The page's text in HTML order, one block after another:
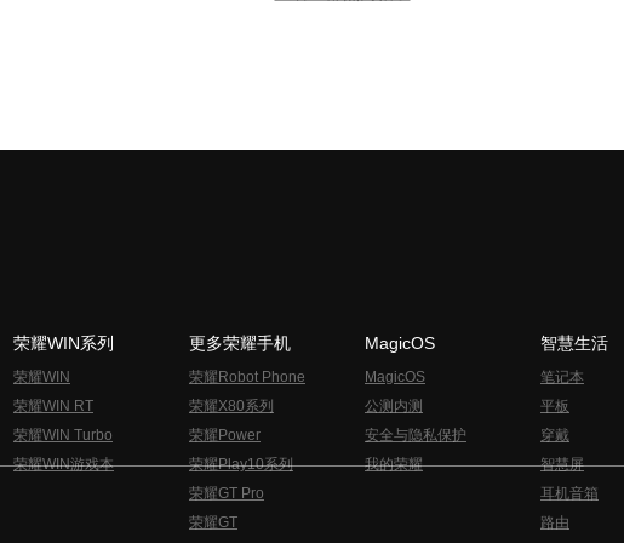
荣耀WIN系列
荣耀WIN
荣耀WIN RT
荣耀WIN Turbo
荣耀WIN游戏本
更多荣耀手机
荣耀Robot Phone
荣耀X80系列
荣耀Power
荣耀Play10系列
荣耀GT Pro
荣耀GT
MagicOS
MagicOS
公测内测
安全与隐私保护
我的荣耀
智慧生活
笔记本
平板
穿戴
智慧屏
耳机音箱
路由